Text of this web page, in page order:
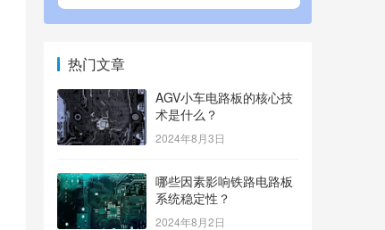
热门文章
AGV小车电路板的核心技
术是什么？
2024年8月3日
哪些因素影响铁路电路板
系统稳定性？
2024年8月2日